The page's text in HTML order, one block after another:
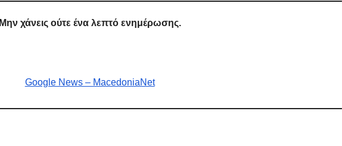
Μην χάνεις ούτε ένα λεπτό ενημέρωσης.
Google News – MacedoniaNet